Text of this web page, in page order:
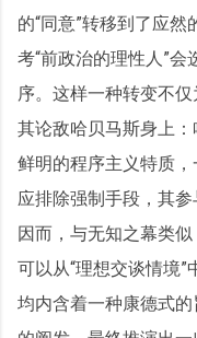
的“同意”转移到了应
考“前政治的理性人”
序。这样一种转变不
其论敌哈贝马斯身上
鲜明的程序主义特质
应排除强制手段，其
因而，与无知之幕类
可以从“理想交谈情境
均内含着一种康德式